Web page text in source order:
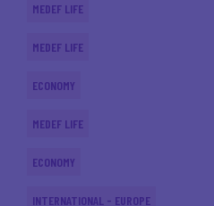
MEDEF LIFE
MEDEF LIFE
ECONOMY
MEDEF LIFE
ECONOMY
INTERNATIONAL - EUROPE